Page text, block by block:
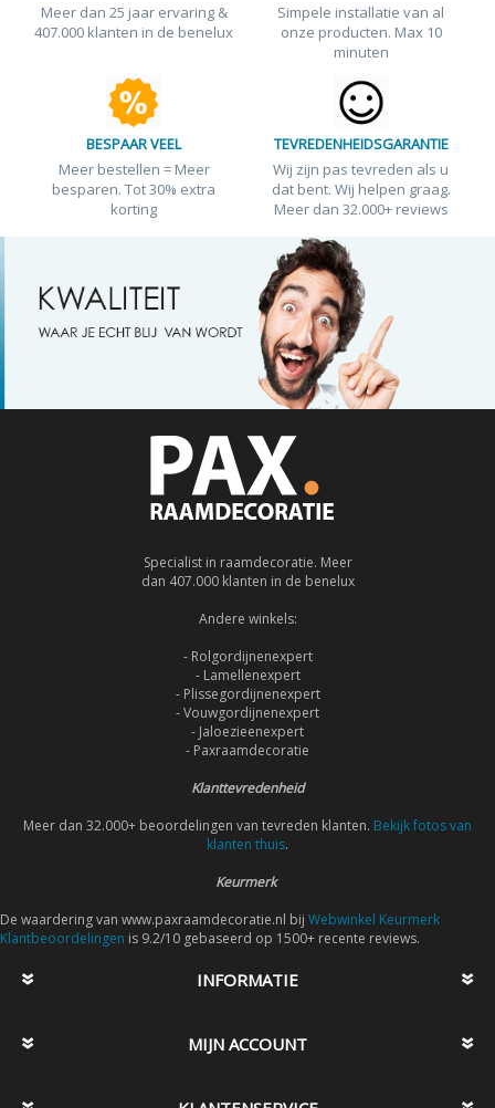
Meer dan 25 jaar ervaring &
407.000 klanten in de benelux
Simpele installatie van al
onze producten. Max 10
minuten
BESPAAR VEEL
Meer bestellen = Meer
besparen. Tot 30% extra
korting
TEVREDENHEIDSGARANTIE
Wij zijn pas tevreden als u
dat bent. Wij helpen graag.
Meer dan 32.000+ reviews
Specialist in raamdecoratie. Meer
dan 407.000 klanten in de benelux
Andere winkels:
- Rolgordijnenexpert
- Lamellenexpert
- Plissegordijnenexpert
- Vouwgordijnenexpert
- Jaloezieenexpert
- Paxraamdecoratie
Klanttevredenheid
Meer dan 32.000+ beoordelingen van tevreden klanten. Bekijk fotos van
klanten thuis.
Keurmerk
De waardering van www.paxraamdecoratie.nl bij Webwinkel Keurmerk
Klantbeoordelingen is 9.2/10 gebaseerd op 1500+ recente reviews.
INFORMATIE
MIJN ACCOUNT